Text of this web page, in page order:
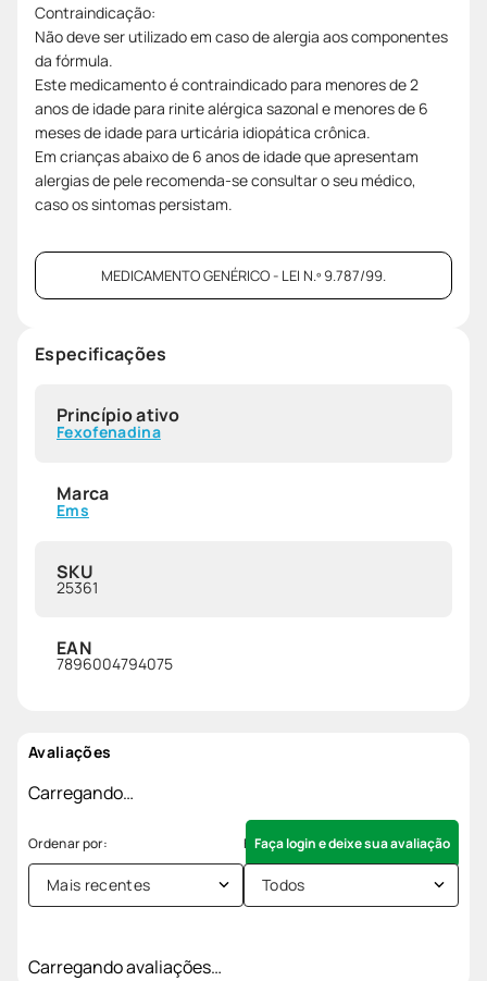
Contraindicação:
Não deve ser utilizado em caso de alergia aos componentes
da fórmula.
Este medicamento é contraindicado para menores de 2
anos de idade para rinite alérgica sazonal e menores de 6
meses de idade para urticária idiopática crônica.
Em crianças abaixo de 6 anos de idade que apresentam
alergias de pele recomenda-se consultar o seu médico,
caso os sintomas persistam.
MEDICAMENTO GENÉRICO - LEI N.º 9.787/99.
Especificações
Princípio ativo
Fexofenadina
Marca
Ems
SKU
25361
EAN
7896004794075
Avaliações
Carregando…
Faça login e deixe sua avaliação
Mais recentes Todos
Carregando avaliações…